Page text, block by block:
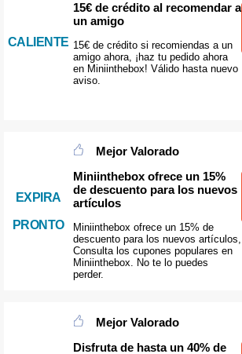
CALIENTE
15€ de crédito al recomendar a
un amigo
15€ de crédito si recomiendas a un
amigo ahora, ¡haz tu pedido ahora
en Miniinthebox! Válido hasta nuevo
aviso.
EXPIRA
PRONTO
Mejor Valorado
Miniinthebox ofrece un 15%
de descuento para los nuevos
artículos
Miniinthebox ofrece un 15% de
descuento para los nuevos artículos,
Consulta los cupones populares en
Miniinthebox. No te lo puedes
perder.
Mejor Valorado
Disfruta de hasta un 40% de